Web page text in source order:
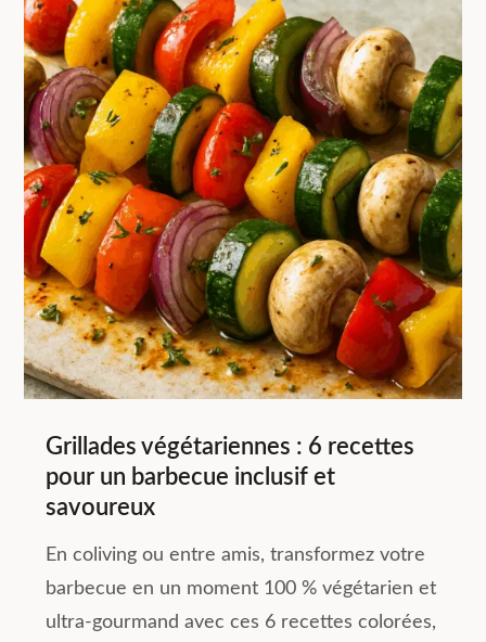
Grillades végétariennes : 6 recettes
pour un barbecue inclusif et
savoureux
En coliving ou entre amis, transformez votre
barbecue en un moment 100 % végétarien et
ultra-gourmand avec ces 6 recettes colorées,